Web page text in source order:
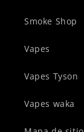
Smoke Shop
Vapes
Vapes Tyson
Vapes waka